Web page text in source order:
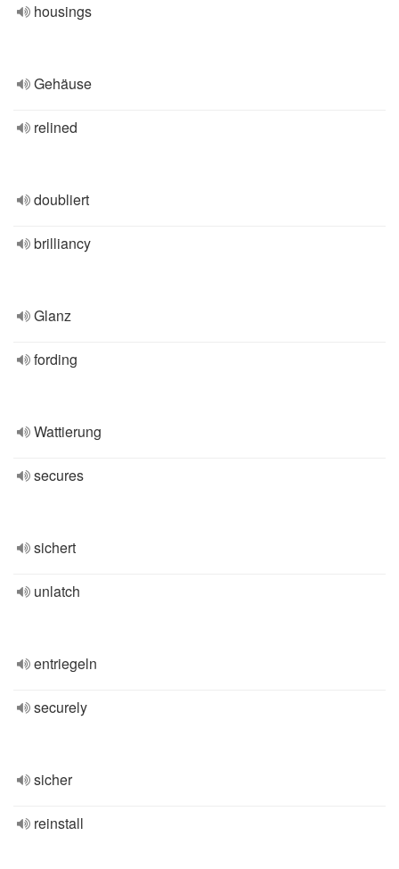
housings
Gehäuse
relined
doubliert
brilliancy
Glanz
fording
Wattierung
secures
sichert
unlatch
entriegeln
securely
sicher
reinstall